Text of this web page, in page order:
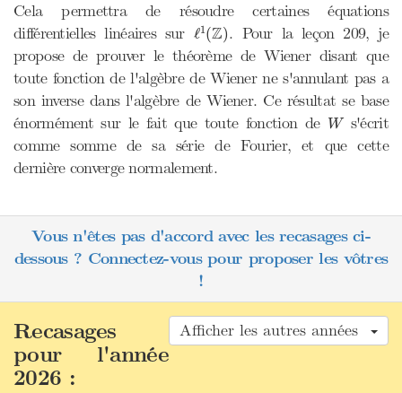
Cela permettra de résoudre certaines équations
différentielles linéaires sur ℓ1 (Z)
ℓ1(Z) . Pour la leçon 209, je
propose de prouver le théorème de Wiener disant que
toute fonction de l'algèbre de Wiener ne s'annulant pas a
son inverse dans l'algèbre de Wiener. Ce résultat se base
énormément sur le fait que toute fonction de W
Ws'écrit
comme somme de sa série de Fourier, et que cette
dernière converge normalement.
Vous n'êtes pas d'accord avec les recasages ci-
dessous ? Connectez-vous pour proposer les vôtres
!
Afficher les autres années
Recasages
pour l'année
2026 :